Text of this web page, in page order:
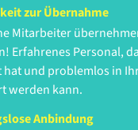
zur Übernahme
Mitarbeiter
Erfahrenes Personal,
hat und problemlos in
werden kann.
Anbindung